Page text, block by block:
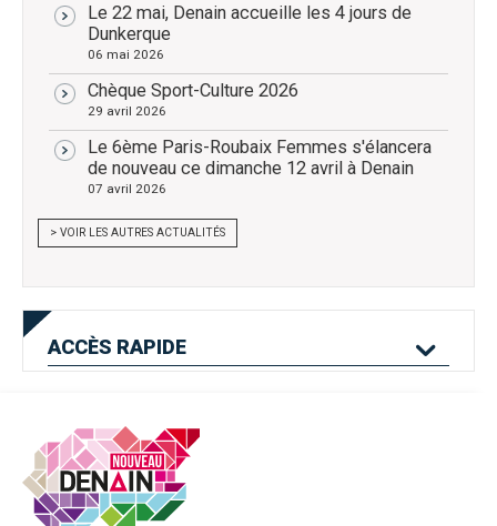
Le 22 mai, Denain accueille les 4 jours de
Dunkerque
06 mai 2026
Chèque Sport-Culture 2026
29 avril 2026
Le 6ème Paris-Roubaix Femmes s'élancera
de nouveau ce dimanche 12 avril à Denain
07 avril 2026
> VOIR LES AUTRES ACTUALITÉS
ACCÈS RAPIDE
Mes services en
ligne